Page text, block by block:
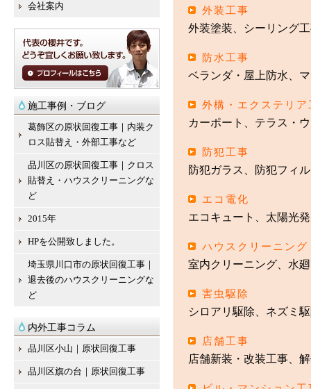
外装工事
外装塗装、シーリング
防水工事
ベランダ・屋上防水、
外構・エクステリア
カーポート、テラス・
防犯工事
防犯ガラス、防犯フィ
エコ電化
エコキュート、太陽光
ハウスクリーニング
室内クリーニング、水
害虫駆除
シロアリ駆除、ネズミ
店舗工事
店舗新装・改装工事、
会社案内
施工事例・ブログ
葛飾区の原状回復工事｜内装ク
ロス貼替え・外部工事など
品川区の原状回復工事｜クロス
貼替え・ハウスクリーニングな
ど
2015年
HPを公開致しました。
埼玉県川口市の原状回復工事｜
退去後のハウスクリーニングな
ど
内外工事コラム
品川区小山｜原状回復工事
品川区旗の台｜原状回復工事